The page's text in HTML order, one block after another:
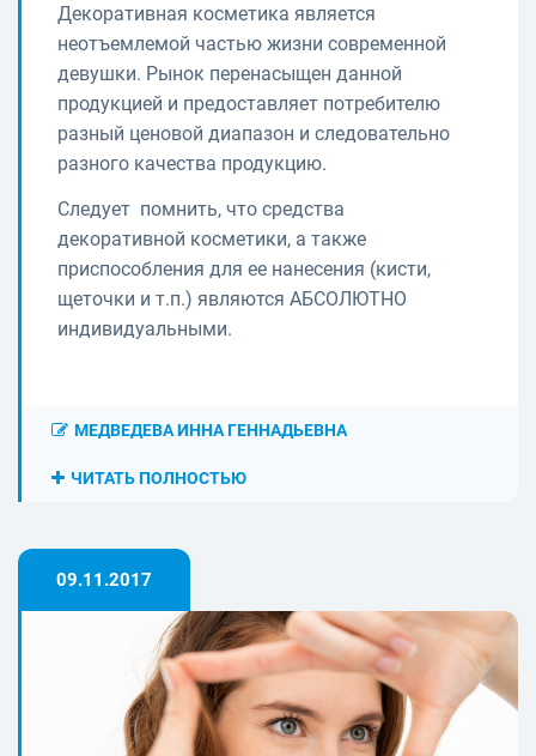
Декоративная косметика является
неотъемлемой частью жизни современной
девушки. Рынок перенасыщен данной
продукцией и предоставляет потребителю
разный ценовой диапазон и следовательно
разного качества продукцию.
Следует помнить, что средства
декоративной косметики, а также
приспособления для ее нанесения (кисти,
щеточки и т.п.) являются АБСОЛЮТНО
индивидуальными.
МЕДВЕДЕВА ИННА ГЕННАДЬЕВНА
ЧИТАТЬ ПОЛНОСТЬЮ
09.11.2017